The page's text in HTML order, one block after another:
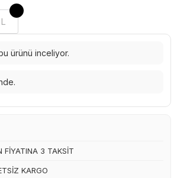
L
ürünü inceliyor.
FİYATINA 3 TAKSİT
KARGO